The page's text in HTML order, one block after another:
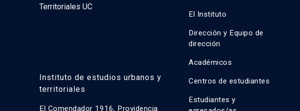
Instituto de estudios urbanos y
territoriales
El Comendador 1916, Providencia
El Instituto
Dirección y Equipo de
dirección
Académicos
Centros de estudiantes
Estudiantes y